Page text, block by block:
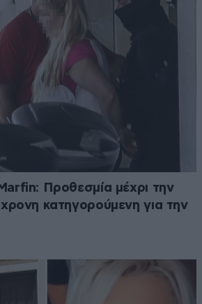
Προθεσμία μέχρι την
κατηγορούμενη για την